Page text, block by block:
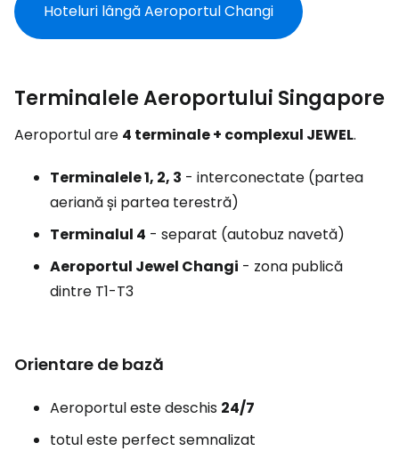
Hoteluri lângă Aeroportul Changi
Terminalele Aeroportului Singapore
Aeroportul are 4 terminale + complexul JEWEL.
Terminalele 1, 2, 3 - interconectate (partea
aeriană și partea terestră)
Terminalul 4 - separat (autobuz navetă)
Aeroportul Jewel Changi - zona publică
dintre T1-T3
Orientare de bază
Aeroportul este deschis 24/7
totul este perfect semnalizat